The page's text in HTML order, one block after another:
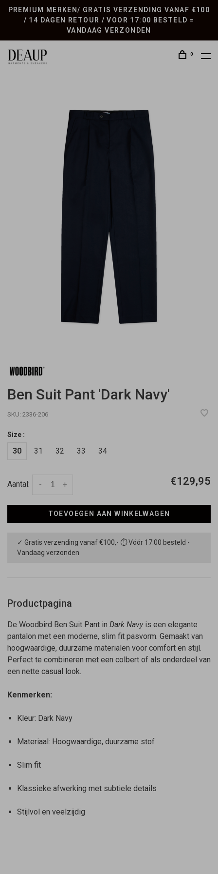
PREMIUM MERKEN/ GRATIS VERZENDING VANAF €100
/ 14 DAGEN RETOUR / VOOR 17:00 BESTELD =
VANDAAG VERZONDEN
0
Ben Suit Pant 'Dark Navy'
SKU: 2336-206
Size :
30 31 32 33 34
Aantal: +
- €129,95
TOEVOEGEN AAN WINKELWAGEN
✓ Gratis verzending vanaf €100,- ⏱ Vóór 17:00 besteld -
Vandaag verzonden
Productpagina
De Woodbird Ben Suit Pant in Dark Navyis een elegante
pantalon met een moderne, slim fit pasvorm. Gemaakt van
hoogwaardige, duurzame materialen voor comfort en stijl.
Perfect te combineren met een colbert of als onderdeel van
een nette casual look.
Kenmerken:
Kleur: Dark Navy
Materiaal: Hoogwaardige, duurzame stof
Slim fit
Klassieke afwerking met subtiele details
Stijlvol en veelzijdig